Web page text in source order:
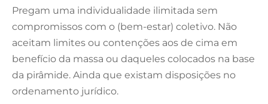
Pregam uma individualidade ilimitada sem
compromissos com o (bem-estar) coletivo. Não
aceitam limites ou contenções aos de cima em
benefício da massa ou daqueles colocados na base
da pirâmide. Ainda que existam disposições no
ordenamento jurídico.